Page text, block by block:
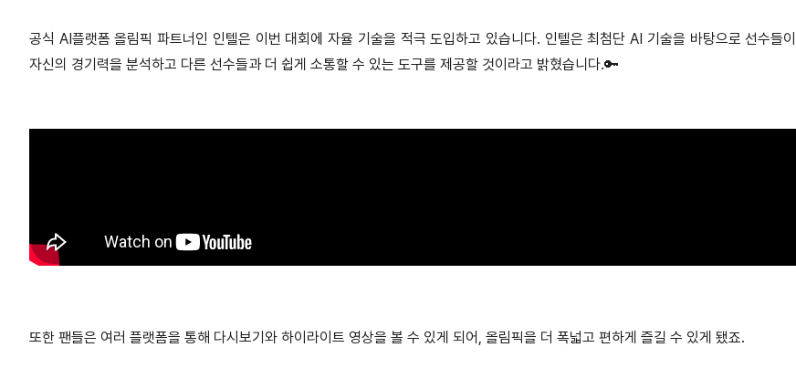
공식 AI플랫폼 올림픽 파트너인 인텔은 이번 대회에 자율 기술을 적극 도입하고 있습니다. 인텔은 최첨단 AI 기술을 바탕으로 선수들이
자신의 경기력을 분석하고 다른 선수들과 더 쉽게 소통할 수 있는 도구를 제공할 것이라고 밝혔습니다.🔑
또한 팬들은 여러 플랫폼을 통해 다시보기와 하이라이트 영상을 볼 수 있게 되어, 올림픽을 더 폭넓고 편하게 즐길 수 있게 됐죠.